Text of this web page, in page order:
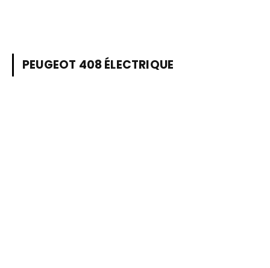
PEUGEOT 408 ÉLECTRIQUE